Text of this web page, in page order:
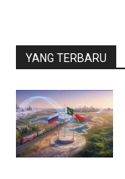
YANG TERBARU